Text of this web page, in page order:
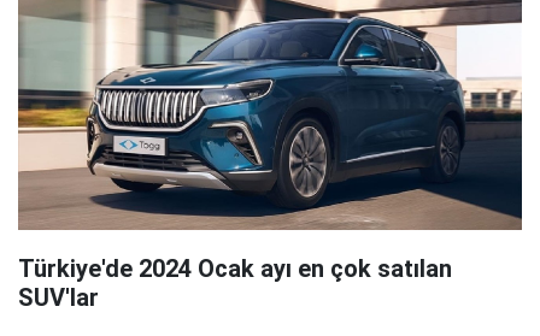
Türkiye'de 2024 Ocak ayı en çok satılan
SUV'lar